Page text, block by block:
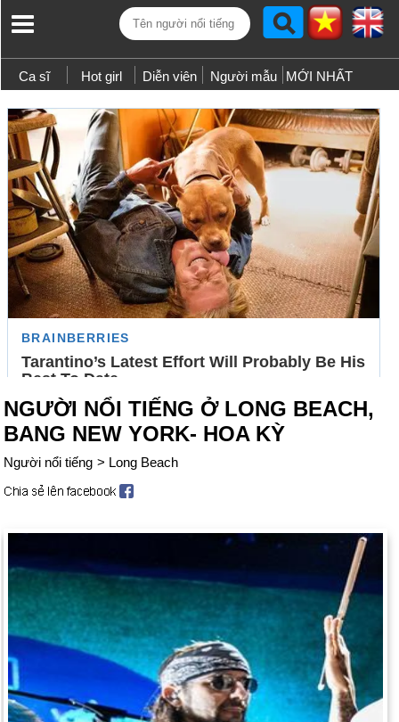
Ca sĩ Hot girl Diễn viên Người mẫu MỚI NHẤT
NGƯỜI NỔI TIẾNG Ở LONG BEACH,
BANG NEW YORK- HOA KỲ
Người nổi tiếng > Long Beach